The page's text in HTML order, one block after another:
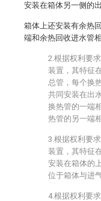
安装在箱体另一侧的
箱体上还安装有余热
端和余热回收进水管
2.根据权利要
装置，其特征
总管，每个换
共同安装在出
换热管的一端
热管的另一端
3.根据权利要
装置，其特征
安装在箱体的
位于箱体与进
4.根据权利要